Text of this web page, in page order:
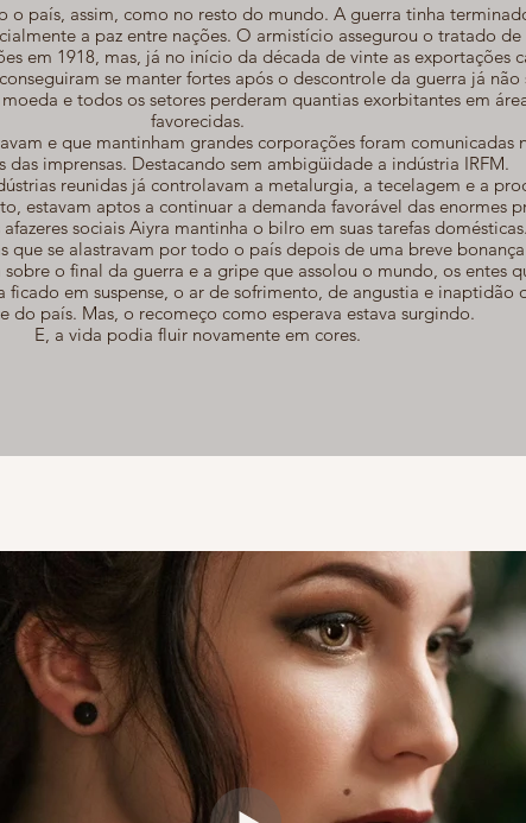
o país, assim, como no resto do mundo. A guerra tinha
a paz entre nações. O armistício assegurou o tratado
em 1918, mas, já no início da década de vinte as exportações
se manter fortes após o descontrole da guerra já não
e todos os setores perderam quantias exorbitantes em
favorecidas.
e que mantinham grandes corporações foram comunicadas
das imprensas. Destacando sem ambigüidade a indústria IRFM.
reunidas já controlavam a metalurgia, a tecelagem e a
estavam aptos a continuar a demanda favorável das enormes
sociais Aiyra mantinha o bilro em suas tarefas
que se alastravam por todo o país depois de uma breve
o final da guerra e a gripe que assolou o mundo, os entes
ficado em suspense, o ar de sofrimento, de angustia e inaptidão
do país. Mas, o recomeço como esperava estava surgindo.
E, a vida podia fluir novamente em cores.